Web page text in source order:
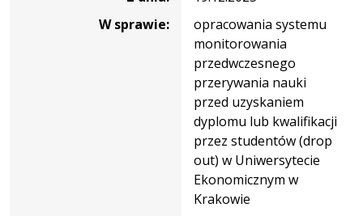
W sprawie:
opracowania systemu
monitorowania
przedwczesnego
przerywania nauki
przed uzyskaniem
dyplomu lub kwalifikacji
przez studentów (drop
out) w Uniwersytecie
Ekonomicznym w
Krakowie